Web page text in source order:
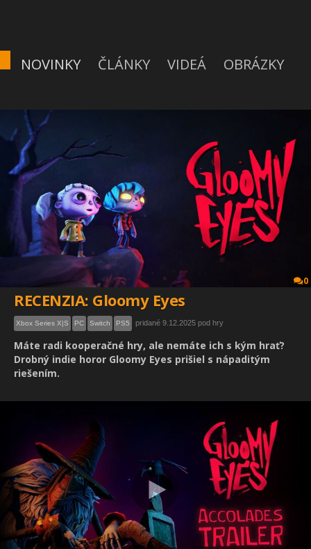
NOVINKY ČLÁNKY VIDEÁ OBRÁZKY
0
RECENZIA: Gloomy Eyes
Xbox Series X|S PC Switch PS5 pridané 9.12.2025 pod hry
Máte radi kooperačné hry, ale nemáte ich s kým hrať?
Drobný indie horor Gloomy Eyes prišiel s nápaditým
riešením.